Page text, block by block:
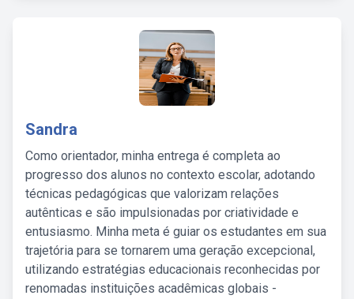
Sandra
Como orientador, minha entrega é completa ao
progresso dos alunos no contexto escolar, adotando
técnicas pedagógicas que valorizam relações
autênticas e são impulsionadas por criatividade e
entusiasmo. Minha meta é guiar os estudantes em sua
trajetória para se tornarem uma geração excepcional,
utilizando estratégias educacionais reconhecidas por
renomadas instituições acadêmicas globais -